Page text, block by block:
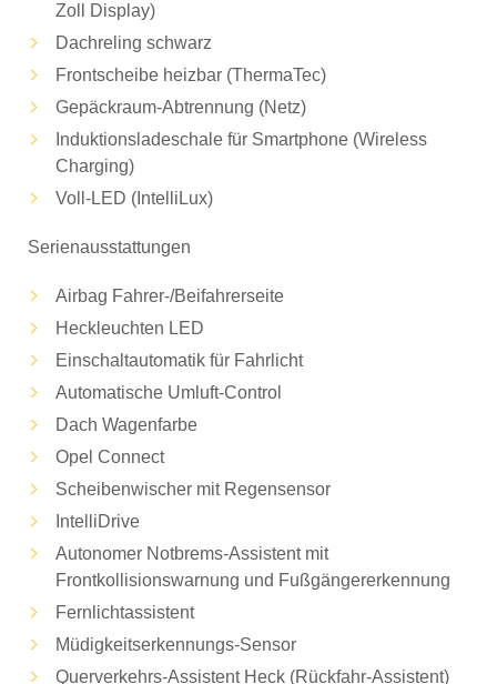
Zoll Display)
Dachreling schwarz
Frontscheibe heizbar (ThermaTec)
Gepäckraum-Abtrennung (Netz)
Induktionsladeschale für Smartphone (Wireless
Charging)
Voll-LED (IntelliLux)
Serienausstattungen
Airbag Fahrer-/Beifahrerseite
Heckleuchten LED
Einschaltautomatik für Fahrlicht
Automatische Umluft-Control
Dach Wagenfarbe
Opel Connect
Scheibenwischer mit Regensensor
IntelliDrive
Autonomer Notbrems-Assistent mit
Frontkollisionswarnung und Fußgängererkennung
Fernlichtassistent
Müdigkeitserkennungs-Sensor
Querverkehrs-Assistent Heck (Rückfahr-Assistent)